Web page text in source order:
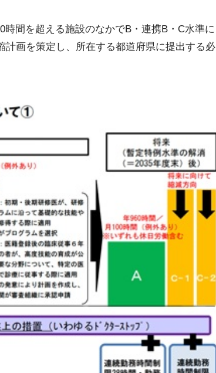
間を超える施設のなかでB・連携B・C水準に
計画を策定し、所在する都道府県に提出する必